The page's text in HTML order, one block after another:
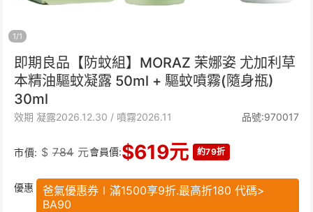
1/1
即期良品【防蚊組】MORAZ 茉娜姿 尤加利草
本精油驅蚊凝露 50ml + 驅蚊噴霧(隨身瓶)
30ml
效期 凝露2026.12.30 / 噴霧2026.11 品號:970017
市價: $ 784 元會員價:$619元 約79折
優惠
爸氣優惠券∣滿1500享9折.最高折180 代碼>
BA90